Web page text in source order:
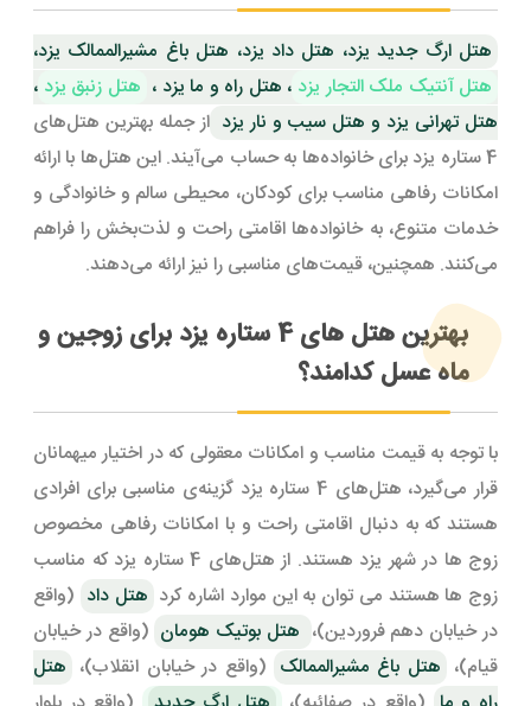
هتل ارگ جدید یزد، هتل داد یزد، هتل باغ مشیرالممالک یزد،
هتل آنتیک ملک التجار یزد ، هتل راه و ما یزد ، هتل زنبق یزد ،
هتل تهرانی یزد و هتل سیب و نار یزد از جمله بهترین هتل‌های
4 ستاره یزد برای خانواده‌ها به حساب می‌آیند. این هتل‌ها با ارائه
امکانات رفاهی مناسب برای کودکان، محیطی سالم و خانوادگی و
خدمات متنوع، به خانواده‌ها اقامتی راحت و لذت‌بخش را فراهم
می‌کنند. همچنین، قیمت‌های مناسبی را نیز ارائه می‌دهند.
بهترین هتل های 4 ستاره یزد برای زوجین و
ماه عسل کدامند؟
با توجه به قیمت مناسب و امکانات معقولی که در اختیار میهمانان
قرار می‌گیرد، هتل‌های 4 ستاره یزد گزینه‌ی مناسبی برای افرادی
هستند که به دنبال اقامتی راحت و با امکانات رفاهی مخصوص
زوج ها در شهر یزد هستند. از هتل‌های 4 ستاره یزد که مناسب
زوج ها هستند می توان به این موارد اشاره کرد هتل داد (واقع
در خیابان دهم فروردین)، هتل بوتیک هومان (واقع در خیابان
قیام)، هتل باغ مشیرالممالک (واقع در خیابان انقلاب)، هتل